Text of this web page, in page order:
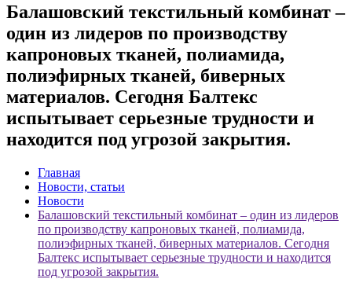
Балашовский текстильный комбинат –
один из лидеров по производству
капроновых тканей, полиамида,
полиэфирных тканей, биверных
материалов. Сегодня Балтекс
испытывает серьезные трудности и
находится под угрозой закрытия.
Главная
Новости, статьи
Новости
Балашовский текстильный комбинат – один из лидеров
по производству капроновых тканей, полиамида,
полиэфирных тканей, биверных материалов. Сегодня
Балтекс испытывает серьезные трудности и находится
под угрозой закрытия.